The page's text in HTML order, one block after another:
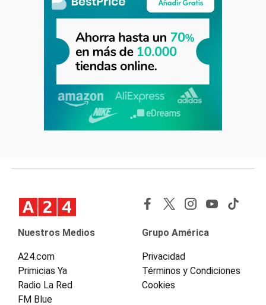
Nuestros Medios
A24.com
Primicias Ya
Radio La Red
FM Blue
Grupo América
Privacidad
Términos y Condiciones
Cookies